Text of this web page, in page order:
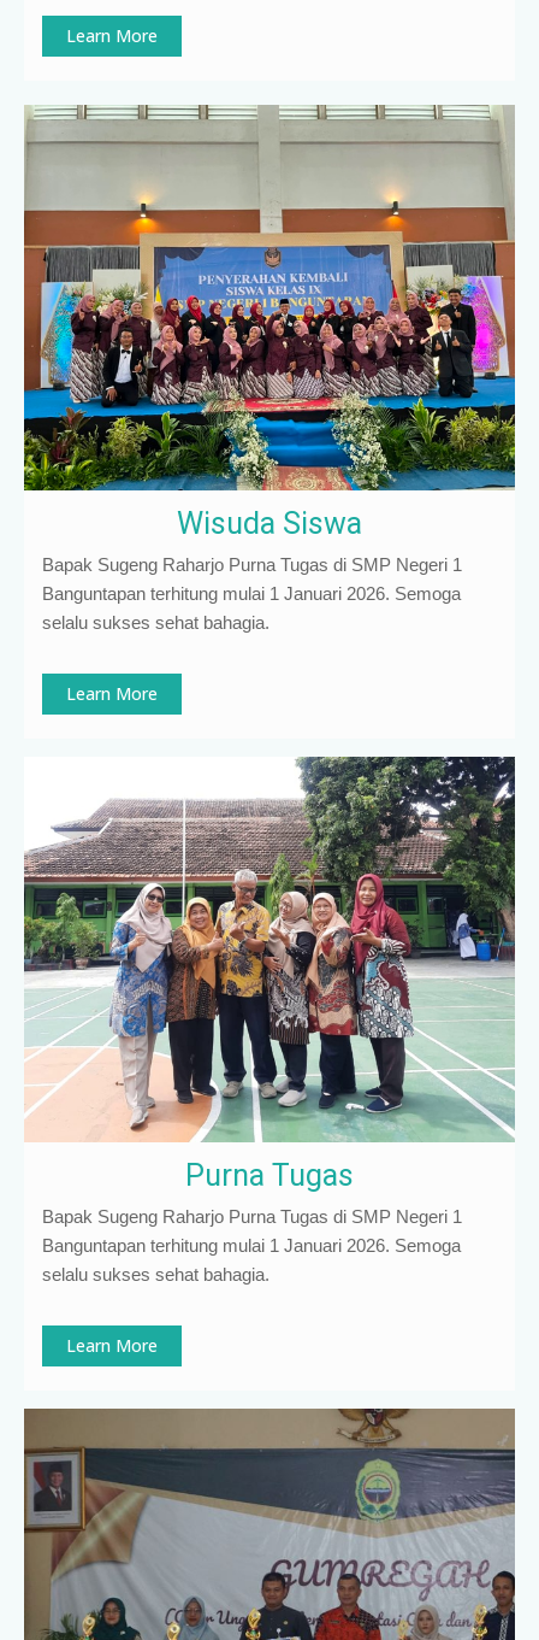
Learn More
Wisuda Siswa
Bapak Sugeng Raharjo Purna Tugas di SMP Negeri 1
Banguntapan terhitung mulai 1 Januari 2026. Semoga
selalu sukses sehat bahagia.
Learn More
Purna Tugas
Bapak Sugeng Raharjo Purna Tugas di SMP Negeri 1
Banguntapan terhitung mulai 1 Januari 2026. Semoga
selalu sukses sehat bahagia.
Learn More